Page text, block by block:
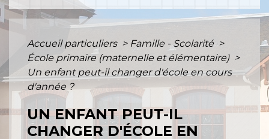
Accueil particuliers > Famille - Scolarité >
École primaire (maternelle et élémentaire) >
Un enfant peut-il changer d'école en cours
d'année ?
UN ENFANT PEUT-IL
CHANGER D'ÉCOLE EN